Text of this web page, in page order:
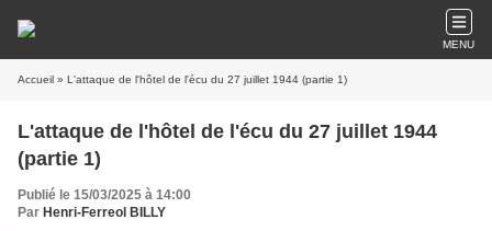
MENU
Accueil » L'attaque de l'hôtel de l'écu du 27 juillet 1944 (partie 1)
L'attaque de l'hôtel de l'écu du 27 juillet 1944
(partie 1)
Publié le 15/03/2025 à 14:00
Par Henri-Ferreol BILLY